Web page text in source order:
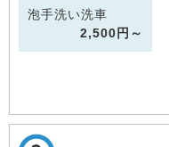
泡手洗い洗車
2,500円～